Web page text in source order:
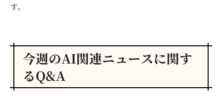
す。
今週のAI関連ニュースに関す
るQ&A